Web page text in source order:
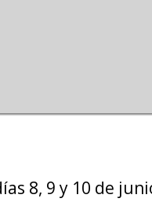
8, 9 y 10 de